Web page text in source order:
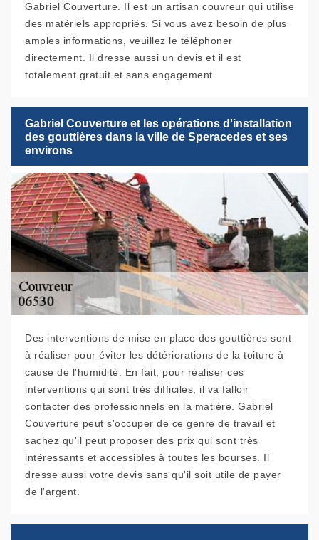
Gabriel Couverture. Il est un artisan couvreur qui utilise
des matériels appropriés. Si vous avez besoin de plus
amples informations, veuillez le téléphoner
directement. Il dresse aussi un devis et il est
totalement gratuit et sans engagement.
Gabriel Couverture et les opérations d'installation
des gouttières dans la ville de Speracedes et ses
environs
Des interventions de mise en place des gouttières sont
à réaliser pour éviter les détériorations de la toiture à
cause de l'humidité. En fait, pour réaliser ces
interventions qui sont très difficiles, il va falloir
contacter des professionnels en la matière. Gabriel
Couverture peut s'occuper de ce genre de travail et
sachez qu'il peut proposer des prix qui sont très
intéressants et accessibles à toutes les bourses. Il
dresse aussi votre devis sans qu'il soit utile de payer
de l'argent.